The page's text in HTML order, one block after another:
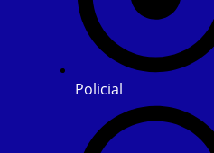
Policial